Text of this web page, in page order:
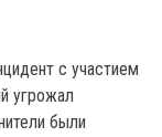
с участием
угрожал
были